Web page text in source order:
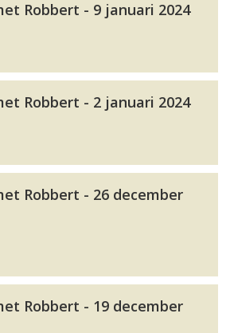
Robbert - 9 januari 2024
Robbert - 2 januari 2024
Robbert - 26 december
Robbert - 19 december